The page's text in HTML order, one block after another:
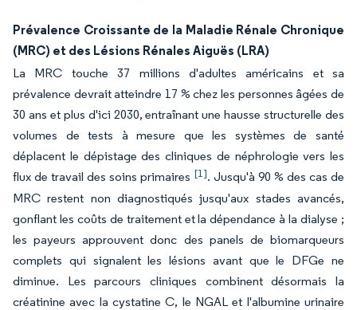
Prévalence Croissante de la Maladie Rénale Chronique
(MRC) et des Lésions Rénales Aiguës (LRA)
La MRC touche 37 millions d'adultes américains et sa
prévalence devrait atteindre 17 % chez les personnes âgées de
30 ans et plus d'ici 2030, entraînant une hausse structurelle des
volumes de tests à mesure que les systèmes de santé
déplacent le dépistage des cliniques de néphrologie vers les
flux de travail des soins primaires [1]. Jusqu'à 90 % des cas de
MRC restent non diagnostiqués jusqu'aux stades avancés,
gonflant les coûts de traitement et la dépendance à la dialyse ;
les payeurs approuvent donc des panels de biomarqueurs
complets qui signalent les lésions avant que le DFGe ne
diminue. Les parcours cliniques combinent désormais la
créatinine avec la cystatine C, le NGAL et l'albumine urinaire